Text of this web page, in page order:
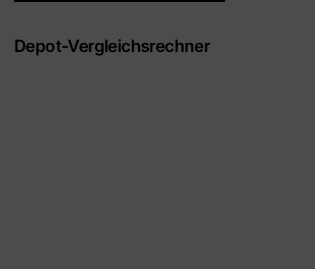
Depot-Vergleichsrechner